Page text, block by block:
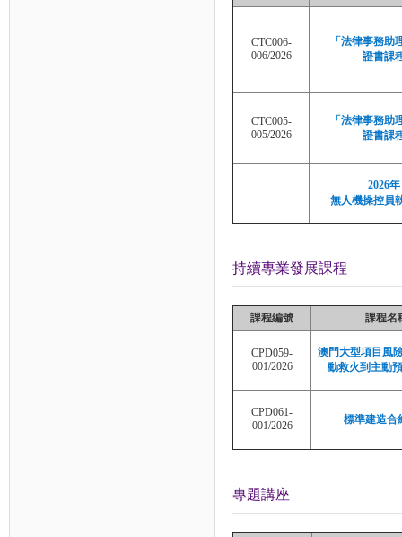
CTC006-
006/2026
「法律事務助
證書課
CTC005-
005/2026
「法律事務助
證書課
2026年
無人機操控員
持續專業發展課程
課程編號 課程名
CPD059-
001/2026
澳門大型項目風
動救火到主動
CPD061-
001/2026
標準建造合
專題講座